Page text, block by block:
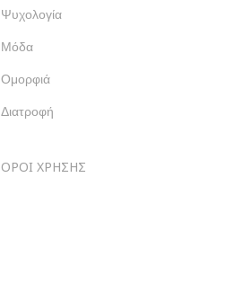
Ψυχολογία
Μόδα
Ομορφιά
Διατροφή
ΟΡΟΙ ΧΡΗΣΗΣ